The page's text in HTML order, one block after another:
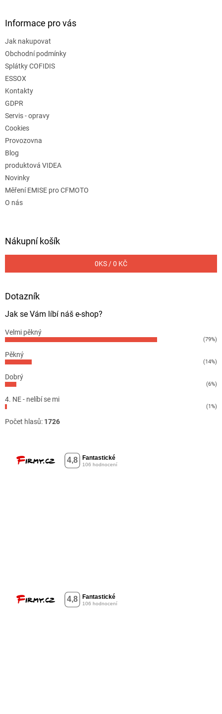
Informace pro vás
Jak nakupovat
Obchodní podmínky
Splátky COFIDIS
ESSOX
Kontakty
GDPR
Servis - opravy
Cookies
Provozovna
Blog
produktová VIDEA
Novinky
Měření EMISE pro CFMOTO
O nás
Nákupní košík
0KS /0 KČ
Dotazník
Jak se Vám líbí náš e-shop?
Velmi pěkný
(79%)
Pěkný
(14%)
Dobrý
(6%)
4. NE - nelíbí se mi
(1%)
Počet hlasů: 1726